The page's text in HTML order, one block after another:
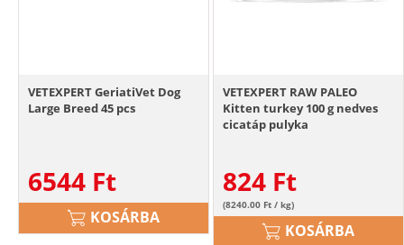
VETEXPERT GeriatiVet Dog
Large Breed 45 pcs
6544 Ft
KOSÁRBA
VETEXPERT RAW PALEO
Kitten turkey 100 g nedves
cicatáp pulyka
824 Ft
(8240.00 Ft / kg)
KOSÁRBA